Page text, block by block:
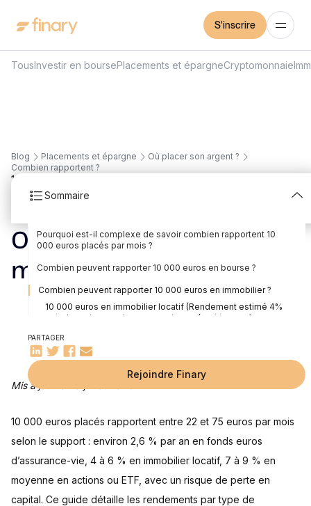
S'inscrire
Blog Placements et épargne
Où placer son argent ?
Combien rapportent ?
Sommaire
Pourquoi est-il complexe de savoir combien rapportent 10
000 euros placés par mois ?
Les rendements variables des actifs à capital non garanti
Le risque liés aux différents types de placement
Le fonctionnement de la capitalisation des gains
La fiscalité en fonction des placements et des enveloppes
Prendre en compte l’inflation dans son calcul
Combien peuvent rapporter 10 000 euros en bourse ?
10 000 euros en Actions cotées (Rendement estimé 7% -
hypothèse illustrative basée sur moyenne historique CAC
40 long terme)
10 000 euros en ETF S&P 500 (Rendement Estimé 10%)
10 000 euros en ETF World (Rendement estimé 8% -
hypothèse illustrative MSCI World long terme)
Combien peuvent rapporter 10 000 euros en immobilier ?
10 000 euros en immobilier locatif (Rendement estimé 4%
net - hors risques de vacance, impayés et travaux)
10 000 euros en SCPI (Rendement Estimé 5%)
Combien peuvent rapporter 10 000 euros en livrets
d’épargne ?
10 000 euros en Livret A (Rendement 1,5 % au 01/02/2026,
1,7 % au 01/08/2026)
% au 01/08/2026)
10 000 euros en LEP (Rendement Estimé 6%)
Questions fréquentes
Comment obtenir une rente de 100 euros par mois avec 10
000 euros ?
Comment obtenir une rente de 200 euros par mois avec 10
000 euros ?
Quel placement choisir pour faire fructifier 10 000 euros
sans risque ?
Combien de temps faut-il pour doubler 10 000 euros grâce
aux intérêts composés ?
Sources
PARTAGER
Rejoindre Finary
11
000 euros placés par
mois ?
Rédigé parMounir Laggoune Édité parMounir Laggoune
Mis à jour le 29 juillet 2026
10 000 euros placés rapportent entre 22 et 75 euros par mois
selon le support : environ 2,6 % par an en fonds euros
d’assurance-vie, 4 à 6 % en immobilier locatif, 7 à 9 % en
moyenne en actions ou ETF, avec un risque de perte en
capital. Ce guide détaille les rendements par type de
TousInvestir en boursePlacements et épargneCryptomonnaie